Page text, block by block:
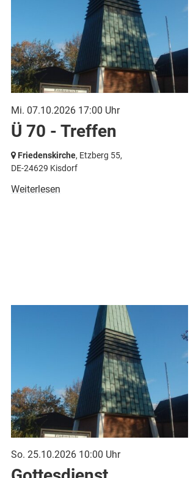
Mi. 07.10.2026 17:00 Uhr
Ü 70 - Treffen
Friedenskirche, Etzberg 55,
DE-24629 Kisdorf
Weiterlesen
So. 25.10.2026 10:00 Uhr